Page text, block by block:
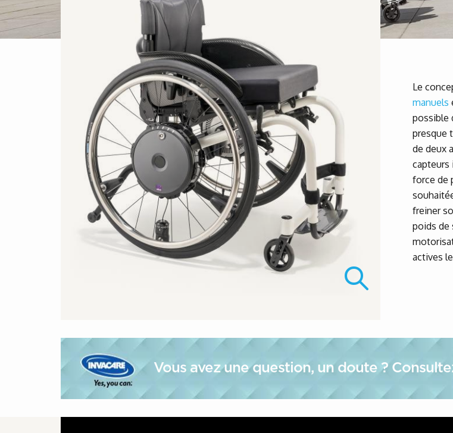
Le
manuels
possible
presque
de deux
capteurs
force de
freiner
poids de
actives
Vous avez une question, un doute ?